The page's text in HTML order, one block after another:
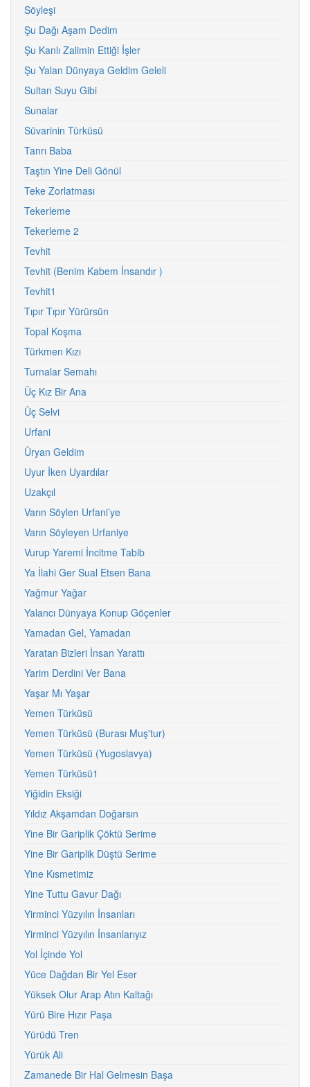
Söyleşi
Şu Dağı Aşam Dedim
Şu Kanlı Zalimin Ettiği İşler
Şu Yalan Dünyaya Geldim Geleli
Sultan Suyu Gibi
Sunalar
Süvarinin Türküsü
Tanrı Baba
Taştın Yine Deli Gönül
Teke Zorlatması
Tekerleme
Tekerleme 2
Tevhit
Tevhit (Benim Kabem İnsandır )
Tevhit1
Tıpır Tıpır Yürürsün
Topal Koşma
Türkmen Kızı
Turnalar Semahı
Üç Kız Bir Ana
Üç Selvi
Urfani
Üryan Geldim
Uyur İken Uyardılar
Uzakçıl
Varın Söylen Urfani’ye
Varın Söyleyen Urfaniye
Vurup Yaremi İncitme Tabib
Ya İlahi Ger Sual Etsen Bana
Yağmur Yağar
Yalancı Dünyaya Konup Göçenler
Yamadan Gel, Yamadan
Yaratan Bizleri İnsan Yarattı
Yarim Derdini Ver Bana
Yaşar Mı Yaşar
Yemen Türküsü
Yemen Türküsü (Burası Muş'tur)
Yemen Türküsü (Yugoslavya)
Yemen Türküsü1
Yiğidin Eksiği
Yıldız Akşamdan Doğarsın
Yine Bir Gariplik Çöktü Serime
Yine Bir Gariplik Düştü Serime
Yine Kısmetimiz
Yine Tuttu Gavur Dağı
Yirminci Yüzyılın İnsanları
Yirminci Yüzyılın İnsanlarıyız
Yol İçinde Yol
Yüce Dağdan Bir Yel Eser
Yüksek Olur Arap Atın Kaltağı
Yürü Bire Hızır Paşa
Yürüdü Tren
Yürük Ali
Zamanede Bir Hal Gelmesin Başa